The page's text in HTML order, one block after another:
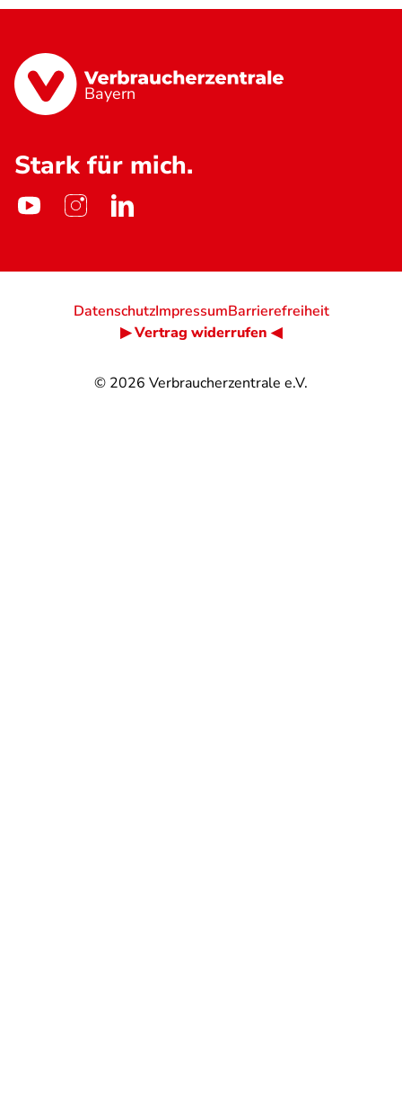
Bayern
Stark für mich.
© 2026 Verbraucherzentrale e.V.
DatenschutzImpressumBarrierefreiheit
▶ Vertrag widerrufen ◀